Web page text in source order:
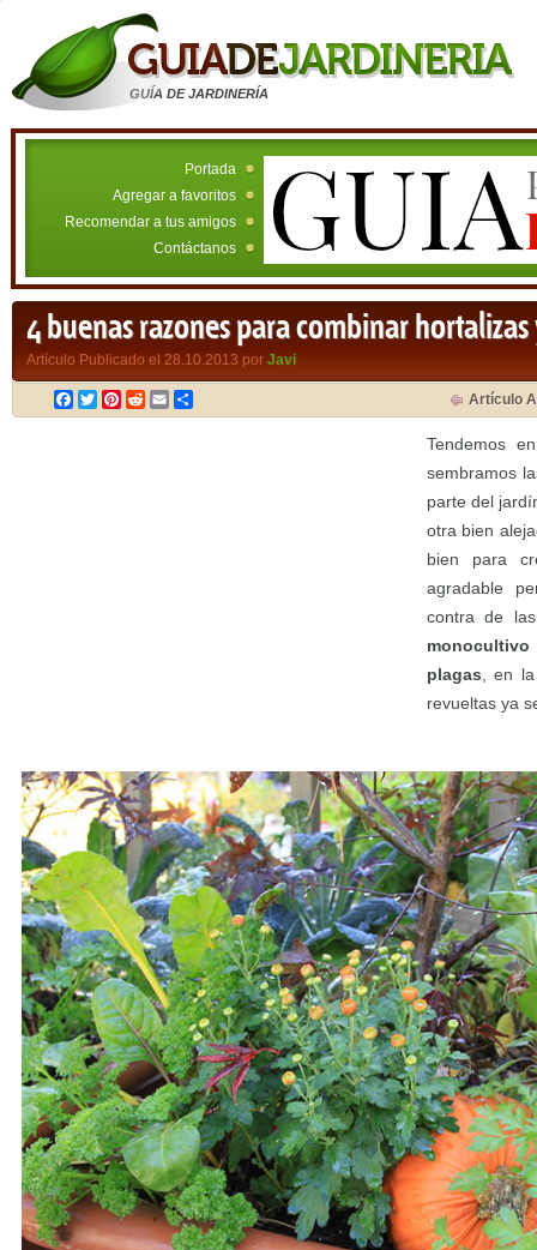
GUÍA DE JARDINERÍA
Portada
Agregar a favoritos
Recomendar a tus amigos
Contáctanos
4 buenas razones para combinar hortalizas
Artículo Publicado el 28.10.2013 por Javi
Facebook
TwitterPinterest
RedditEmail Artículo
Tendemos
sembramos
parte del
otra bien
bien para
agradable
contra de
monocultivo
plagas , en
revueltas ya